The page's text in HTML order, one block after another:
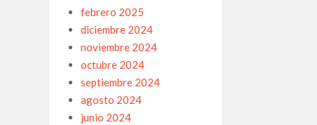
febrero 2025
diciembre 2024
noviembre 2024
octubre 2024
septiembre 2024
agosto 2024
junio 2024